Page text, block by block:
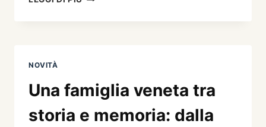
DOCUMENTARIA
MULTIMEDIALE
UNA
NOVITÀ
Una famiglia veneta tra
storia e memoria: dalla